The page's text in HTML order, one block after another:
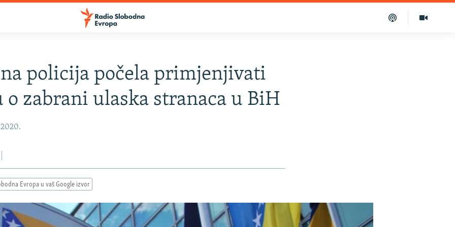
policija počela primjenjivati
o zabrani ulaska stranaca u BiH
Evropa u vaš Google izvor